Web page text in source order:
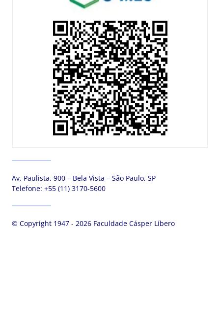
Av. Paulista, 900 – Bela Vista – São Paulo, SP
Telefone: +55 (11) 3170-5600
© Copyright 1947 - 2026 Faculdade Cásper Líbero